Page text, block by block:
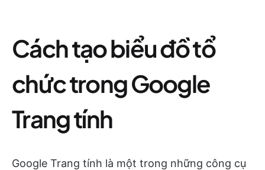
Cách tạo biểu đồ tổ
chức trong Google
Trang tính
Google Trang tính là một trong những công cụ